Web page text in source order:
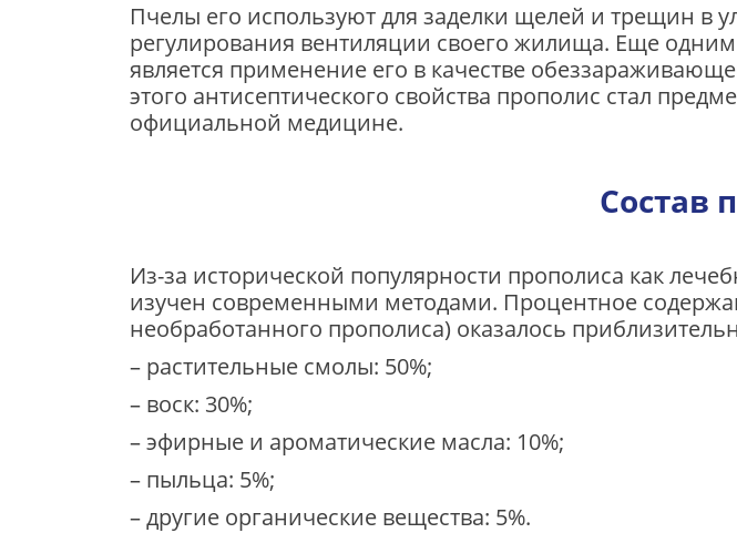
Пчелы его используют для заделки щелей и трещин в
регулирования вентиляции своего жилища. Еще
является применение его в качестве
этого антисептического свойства прополис стал
официальной медицине.
Состав
Из-за исторической популярности прополиса как
изучен современными методами. Процентное
необработанного прополиса) оказалось
– растительные смолы: 50%;
– воск: 30%;
– эфирные и ароматические масла: 10%;
– пыльца: 5%;
– другие органические вещества: 5%.